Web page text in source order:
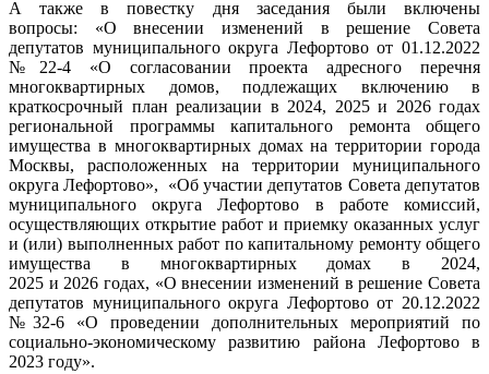
А также в повестку дня заседания были включены
вопросы: «О внесении изменений в решение Совета
депутатов муниципального округа Лефортово от 01.12.2022
№22-4 «О согласовании проекта адресного перечня
многоквартирных домов, подлежащих включению в
краткосрочный план реализации в 2024, 2025 и 2026 годах
региональной программы капитального ремонта общего
имущества в многоквартирных домах на территории города
Москвы, расположенных на территории муниципального
округа Лефортово», «Об участии депутатов Совета депутатов
муниципального округа Лефортово в работе комиссий,
осуществляющих открытие работ и приемку оказанных услуг
и (или) выполненных работ по капитальному ремонту общего
имущества в многоквартирных домах в 2024,
2025 и 2026 годах, «О внесении изменений в решение Совета
депутатов муниципального округа Лефортово от 20.12.2022
№32-6 «О проведении дополнительных мероприятий по
социально-экономическому развитию района Лефортово в
2023 году».